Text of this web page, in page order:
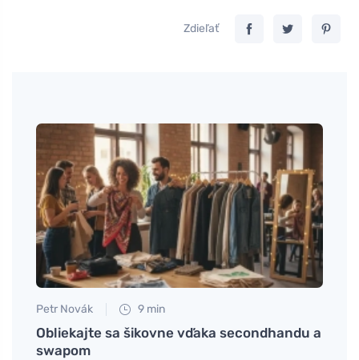
Zdieľať
Petr Novák 9 min
Obliekajte sa šikovne vďaka secondhandu a
swapom